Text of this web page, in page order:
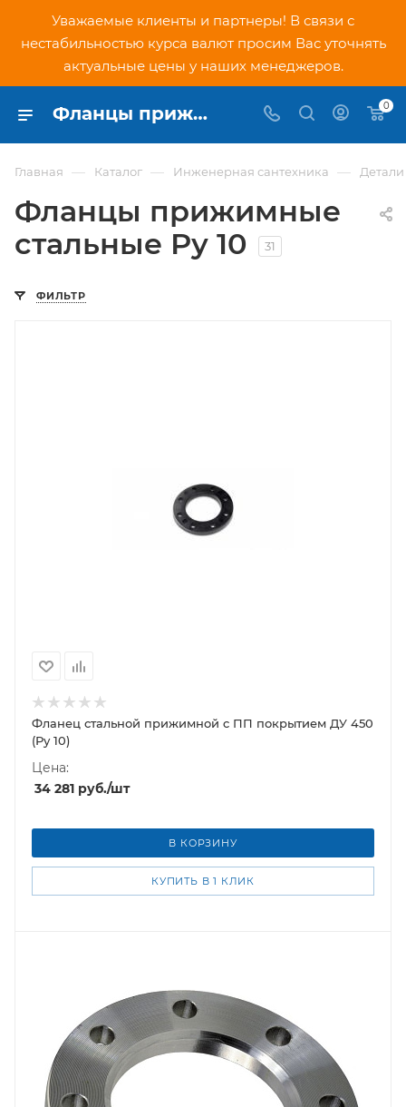
Уважаемые клиенты и партнеры! В связи с
нестабильностью курса валют просим Вас уточнять
актуальные цены у наших менеджеров.
Фланцы прижимные стальные Ру 10 - купить в Москве 0
Главная — Каталог — Инженерная сантехника —
Фланцы прижимные
стальные Ру 10
31
ФИЛЬТР
Фланец стальной прижимной c ПП покрытием ДУ 450
(Ру 10)
Цена:
34 281 руб./шт
В КОРЗИНУ
КУПИТЬ В 1 КЛИК